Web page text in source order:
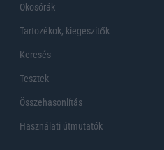
Okosórák
Tartozékok, kiegeszítők
Keresés
Tesztek
Összehasonlítás
Használati útmutatók